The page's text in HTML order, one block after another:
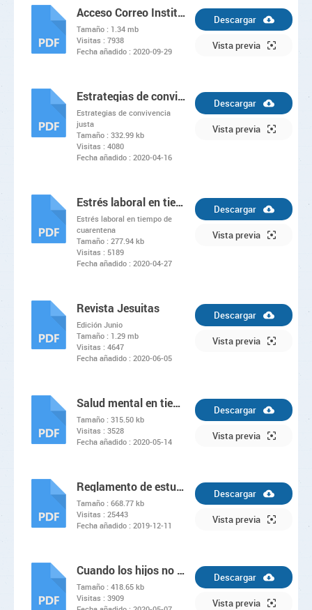
PDF
Acceso Correo Institucional
Tamaño : 1.34 mb
Visitas : 7938
Fecha añadido : 2020-09-29
Descargar
Vista previa
PDF
Estrategias de convivencia justa
Estrategias de convivencia
justa
Tamaño : 332.99 kb
Visitas : 4080
Fecha añadido : 2020-04-16
Descargar
Vista previa
PDF
Estrés laboral en tiempo de cuarentena
Estrés laboral en tiempo de
cuarentena
Tamaño : 277.94 kb
Visitas : 5189
Fecha añadido : 2020-04-27
Descargar
Vista previa
PDF
Revista Jesuitas
Edición Junio
Tamaño : 1.29 mb
Visitas : 4647
Fecha añadido : 2020-06-05
Descargar
Vista previa
PDF
Salud mental en tiempos de crisis
Tamaño : 315.50 kb
Visitas : 3528
Fecha añadido : 2020-05-14
Descargar
Vista previa
PDF
Reglamento de estudio Nivel Secundario
Tamaño : 668.77 kb
Visitas : 25443
Fecha añadido : 2019-12-11
Descargar
Vista previa
PDF
Cuando los hijos no viven con ambos padres. Estrategias de comunicación y cuidado
Tamaño : 418.65 kb
Visitas : 3909
Descargar
Vista previa